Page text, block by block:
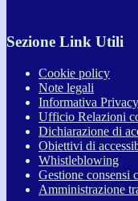
Sezione Link Utili
Cookie policy
Note legali
Informativa Privacy
Ufficio Relazioni
Dichiarazione di
Obiettivi di
Whistleblowing
Gestione consensi
Amministrazione